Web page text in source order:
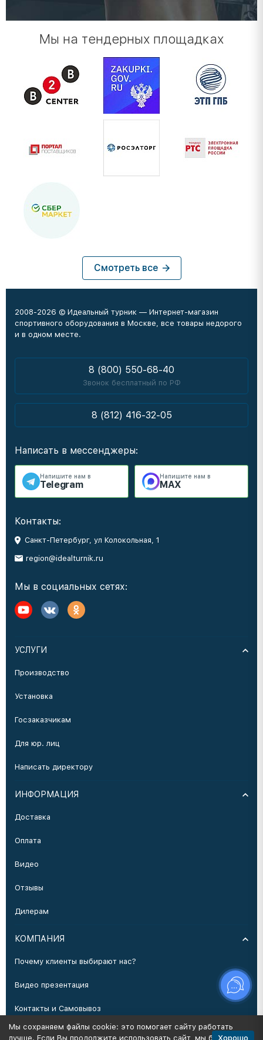
Мы на тендерных площадках
Смотреть все
2008-2026 © Идеальный турник — Интернет-магазин
спортивного оборудования в Москве, все товары недорого
и в одном месте.
8 (800) 550-68-40
Звонок бесплатный по РФ
8 (812) 416-32-05
Написать в мессенджеры:
Напишите нам в
Telegram
Напишите нам в
MAX
Контакты:
Санкт-Петербург, ул Колокольная, 1
region@idealturnik.ru
Мы в социальных сетях:
УСЛУГИ
Производство
Установка
Госзаказчикам
Для юр. лиц
Написать директору
ИНФОРМАЦИЯ
Доставка
Оплата
Видео
Отзывы
Дилерам
КОМПАНИЯ
Почему клиенты выбирают нас?
Видео презентация
Контакты и Самовывоз
Производство
Мы сохраняем файлы cookie: это помогает сайту работать
лучше. Если Вы продолжите использовать сайт, мы будемХорошо